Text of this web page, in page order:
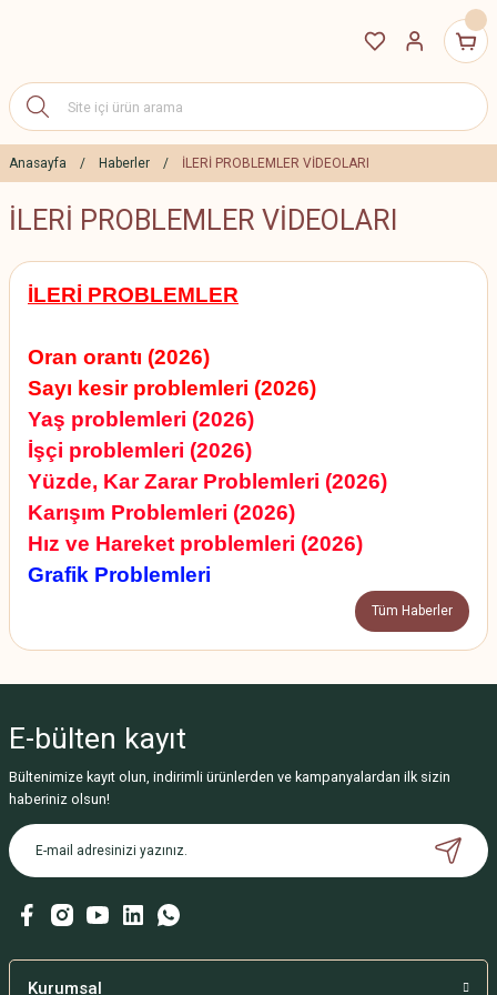
Anasayfa Haberler İLERİ PROBLEMLER VİDEOLARI
İLERİ PROBLEMLER VİDEOLARI
İLERİ PROBLEMLER
Oran orantı (2026)
Sayı kesir problemleri (2026)
Yaş problemleri (2026)
İşçi problemleri (2026)
Yüzde, Kar Zarar Problemleri (2026)
Karışım Problemleri (2026)
Hız ve Hareket problemleri (2026)
Grafik Problemleri
Tüm Haberler
E-bülten kayıt
Bültenimize kayıt olun, indirimli ürünlerden ve kampanyalardan ilk sizin
haberiniz olsun!
Kurumsal